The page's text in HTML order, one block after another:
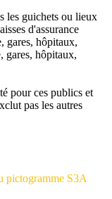
les guichets ou lieux
d'assurance
gares, hôpitaux,
gares, hôpitaux,
pour ces publics et
pas les autres